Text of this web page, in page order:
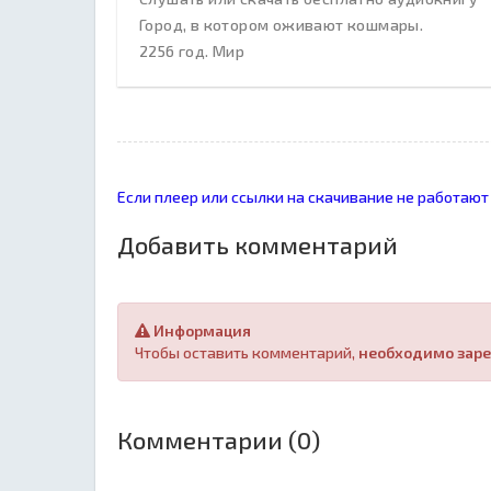
Город, в котором оживают кошмары.
2256 год. Мир
Если плеер или ссылки на скачивание не работают
Добавить комментарий
Информация
Чтобы оставить комментарий, необходимо
Комментарии (0)